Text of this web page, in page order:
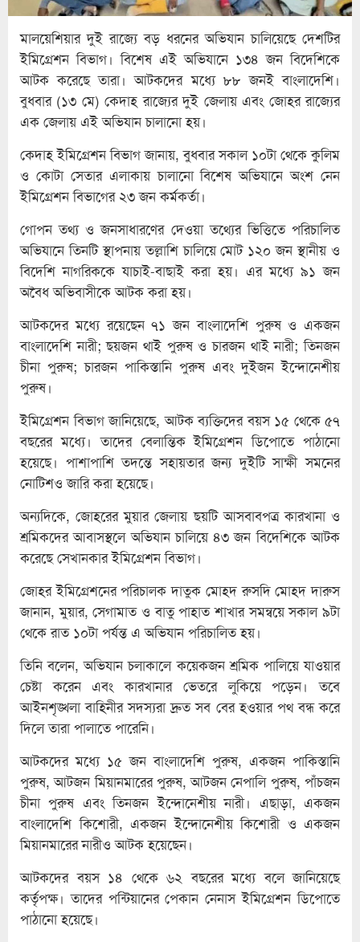
মালয়েশিয়ার দুই রাজ্যে বড় ধরনের অভিযান চালিয়েছে দেশটির
ইমিগ্রেশন বিভাগ। বিশেষ এই অভিযানে ১৩৪ জন বিদেশিকে
আটক করেছে তারা। আটকদের মধ্যে ৮৮ জনই বাংলাদেশি।
বুধবার (১৩ মে) কেদাহ রাজ্যের দুই জেলায় এবং জোহর রাজ্যের
এক জেলায় এই অভিযান চালানো হয়।
কেদাহ ইমিগ্রেশন বিভাগ জানায়, বুধবার সকাল ১০টা থেকে কুলিম
ও কোটা সেতার এলাকায় চালানো বিশেষ অভিযানে অংশ নেন
ইমিগ্রেশন বিভাগের ২৩ জন কর্মকর্তা।
গোপন তথ্য ও জনসাধারণের দেওয়া তথ্যের ভিত্তিতে পরিচালিত
অভিযানে তিনটি স্থাপনায় তল্লাশি চালিয়ে মোট ১২০ জন স্থানীয় ও
বিদেশি নাগরিককে যাচাই-বাছাই করা হয়। এর মধ্যে ৯১ জন
অবৈধ অভিবাসীকে আটক করা হয়।
আটকদের মধ্যে রয়েছেন ৭১ জন বাংলাদেশি পুরুষ ও একজন
বাংলাদেশি নারী; ছয়জন থাই পুরুষ ও চারজন থাই নারী; তিনজন
চীনা পুরুষ; চারজন পাকিস্তানি পুরুষ এবং দুইজন ইন্দোনেশীয়
পুরুষ।
ইমিগ্রেশন বিভাগ জানিয়েছে, আটক ব্যক্তিদের বয়স ১৫ থেকে ৫৭
বছরের মধ্যে। তাদের বেলান্তিক ইমিগ্রেশন ডিপোতে পাঠানো
হয়েছে। পাশাপাশি তদন্তে সহায়তার জন্য দুইটি সাক্ষী সমনের
নোটিশও জারি করা হয়েছে।
অন্যদিকে, জোহরের মুয়ার জেলায় ছয়টি আসবাবপত্র কারখানা ও
শ্রমিকদের আবাসস্থলে অভিযান চালিয়ে ৪৩ জন বিদেশিকে আটক
করেছে সেখানকার ইমিগ্রেশন বিভাগ।
জোহর ইমিগ্রেশনের পরিচালক দাতুক মোহদ রুসদি মোহদ দারুস
জানান, মুয়ার, সেগামাত ও বাতু পাহাত শাখার সমন্বয়ে সকাল ৯টা
থেকে রাত ১০টা পর্যন্ত এ অভিযান পরিচালিত হয়।
তিনি বলেন, অভিযান চলাকালে কয়েকজন শ্রমিক পালিয়ে যাওয়ার
চেষ্টা করেন এবং কারখানার ভেতরে লুকিয়ে পড়েন। তবে
আইনশৃঙ্খলা বাহিনীর সদস্যরা দ্রুত সব বের হওয়ার পথ বন্ধ করে
দিলে তারা পালাতে পারেনি।
আটকদের মধ্যে ১৫ জন বাংলাদেশি পুরুষ, একজন পাকিস্তানি
পুরুষ, আটজন মিয়ানমারের পুরুষ, আটজন নেপালি পুরুষ, পাঁচজন
চীনা পুরুষ এবং তিনজন ইন্দোনেশীয় নারী। এছাড়া, একজন
বাংলাদেশি কিশোরী, একজন ইন্দোনেশীয় কিশোরী ও একজন
মিয়ানমারের নারীও আটক হয়েছেন।
আটকদের বয়স ১৪ থেকে ৬২ বছরের মধ্যে বলে জানিয়েছে
কর্তৃপক্ষ। তাদের পন্টিয়ানের পেকান নেনাস ইমিগ্রেশন ডিপোতে
পাঠানো হয়েছে।